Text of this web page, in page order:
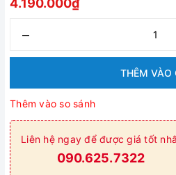
4.190.000₫
–
THÊM VÀO
Thêm vào so sánh
Liên hệ ngay để được giá tốt
090.625.7322